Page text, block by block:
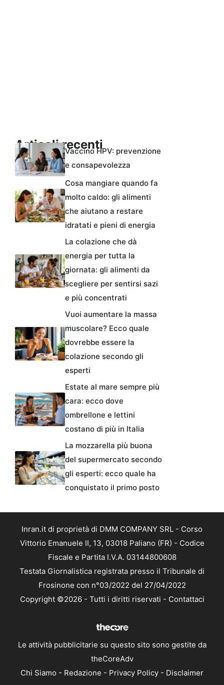
Articoli recentiVaccino HPV: prevenzione
e consapevolezza
Cosa mangiare quando fa
molto caldo: gli alimenti
che aiutano a restare
idratati e pieni di energia
La colazione che dà
energia per tutta la
giornata: gli alimenti da
scegliere per sentirsi sazi
e più concentrati
Vuoi aumentare la massa
muscolare? Ecco quale
dovrebbe essere la
colazione secondo gli
esperti
Estate al mare sempre più
cara: ecco dove
ombrellone e lettini
costano di più in Italia
La mozzarella più buona
del supermercato secondo
gli esperti: ecco quale ha
conquistato il primo posto
Inran.it di proprietà di DMM COMPANY SRL - Corso
Vittorio Emanuele II, 13, 03018 Paliano (FR) - Codice
Fiscale e Partita I.V.A. 03144800608
Testata Giornalistica registrata presso il Tribunale di
Frosinone con n°03/2022 del 27/04/2022
Copyright ©2026 - Tutti i diritti riservati - Contattaci
Le attività pubblicitarie su questo sito sono gestite da
theCoreAdv
Chi Siamo - Redazione - Privacy Policy - Disclaimer